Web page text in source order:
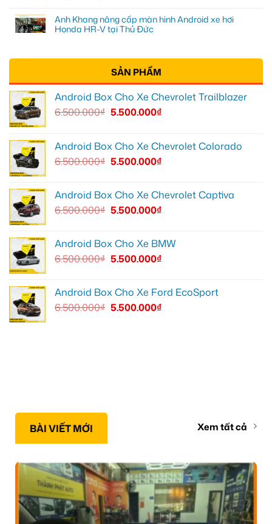
Anh Khang nâng cấp màn hình Android xe hơi
Honda HR-V tại Thủ Đức
SẢN PHẨM
Android Box Cho Xe Chevrolet Trailblazer
6.500.000₫ 5.500.000₫
Android Box Cho Xe Chevrolet Colorado
6.500.000₫ 5.500.000₫
Android Box Cho Xe Chevrolet Captiva
6.500.000₫ 5.500.000₫
Android Box Cho Xe BMW
6.500.000₫ 5.500.000₫
Android Box Cho Xe Ford EcoSport
6.500.000₫ 5.500.000₫
BÀI VIẾT MỚI Xem tất cả